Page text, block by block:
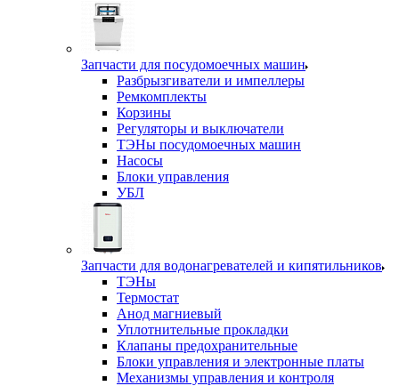
Запчасти для посудомоечных машин
Разбрызгиватели и импеллеры
Ремкомплекты
Корзины
Регуляторы и выключатели
ТЭНы посудомоечных машин
Насосы
Блоки управления
УБЛ
Запчасти для водонагревателей и кипятильников
ТЭНы
Термостат
Анод магниевый
Уплотнительные прокладки
Клапаны предохранительные
Блоки управления и электронные платы
Механизмы управления и контроля